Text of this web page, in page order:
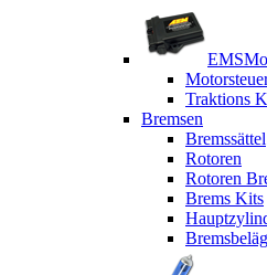
EMS
Traktions
Bremsen
Bremssättel
Rotoren
Rotoren
Brems Kits